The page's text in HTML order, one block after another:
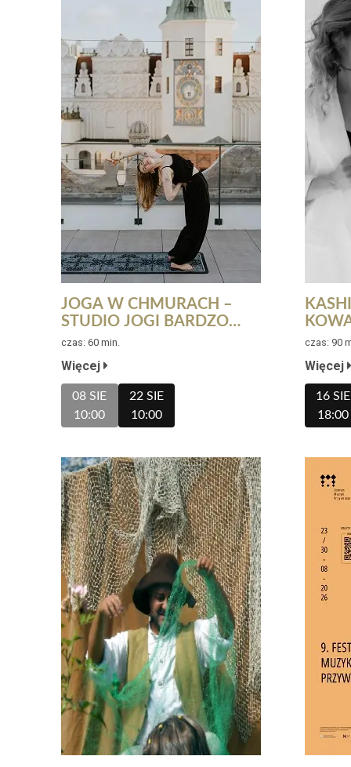
JOGA W CHMURACH –
STUDIO JOGI BARDZO
BOSKIE - LATO NA
czas: 60 min.
Więcej
08 SIE
10:00
22 SIE
10:00
czas: 90
Więcej
16 SIE
18:00